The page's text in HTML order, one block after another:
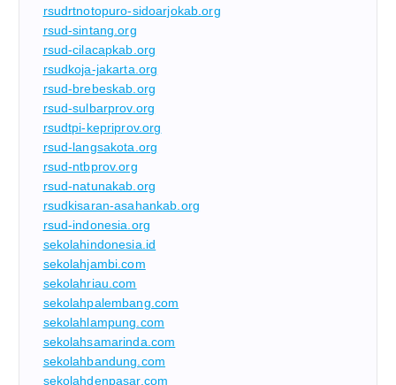
rsudrtnotopuro-sidoarjokab.org
rsud-sintang.org
rsud-cilacapkab.org
rsudkoja-jakarta.org
rsud-brebeskab.org
rsud-sulbarprov.org
rsudtpi-kepriprov.org
rsud-langsakota.org
rsud-ntbprov.org
rsud-natunakab.org
rsudkisaran-asahankab.org
rsud-indonesia.org
sekolahindonesia.id
sekolahjambi.com
sekolahriau.com
sekolahpalembang.com
sekolahlampung.com
sekolahsamarinda.com
sekolahbandung.com
sekolahdenpasar.com